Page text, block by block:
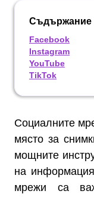
Съдържание
Facebook
Instagram
YouTube
TikTok
Социалните
място за
мощните
на
мрежи са